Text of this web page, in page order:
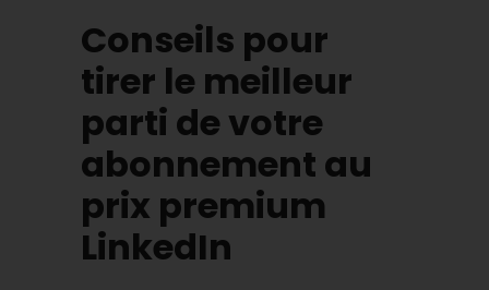
Conseils pour
tirer le meilleur
parti de votre
abonnement au
prix premium
LinkedIn